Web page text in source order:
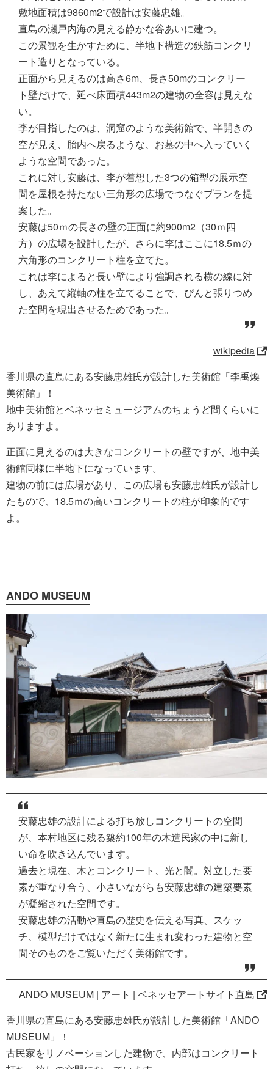
敷地面積は9860m2で設計は安藤忠雄。
直島の瀬戸内海の見える静かな谷あいに建つ。
この景観を生かすために、半地下構造の鉄筋コンクリ
ート造りとなっている。
正面から見えるのは高さ6m、長さ50mのコンクリー
ト壁だけで、延べ床面積443m2の建物の全容は見えな
い。
李が目指したのは、洞窟のような美術館で、半開きの
空が見え、胎内へ戻るような、お墓の中へ入っていく
ような空間であった。
これに対し安藤は、李が着想した3つの箱型の展示空
間を屋根を持たない三角形の広場でつなぐプランを提
案した。
安藤は50ｍの長さの壁の正面に約900m2（30ｍ四
方）の広場を設計したが、さらに李はここに18.5ｍの
六角形のコンクリート柱を立てた。
これは李によると長い壁により強調される横の線に対
し、あえて縦軸の柱を立てることで、ぴんと張りつめ
た空間を現出させるためであった。
wikipedia
香川県の直島にある安藤忠雄氏が設計した美術館「李禹煥
美術館」！
地中美術館とベネッセミュージアムのちょうど間くらいに
ありますよ。
正面に見えるのは大きなコンクリートの壁ですが、地中美
術館同様に半地下になっています。
建物の前には広場があり、この広場も安藤忠雄氏が設計し
たもので、18.5ｍの高いコンクリートの柱が印象的です
よ。
ANDO MUSEUM
安藤忠雄の設計による打ち放しコンクリートの空間
が、本村地区に残る築約100年の木造民家の中に新し
い命を吹き込んでいます。
過去と現在、木とコンクリート、光と闇。対立した要
素が重なり合う、小さいながらも安藤忠雄の建築要素
が凝縮された空間です。
安藤忠雄の活動や直島の歴史を伝える写真、スケッ
チ、模型だけではなく新たに生まれ変わった建物と空
間そのものをご覧いただく美術館です。
ANDO MUSEUM | アート | ベネッセアートサイト直島
香川県の直島にある安藤忠雄氏が設計した美術館「ANDO
MUSEUM」！
古民家をリノベーションした建物で、内部はコンクリート